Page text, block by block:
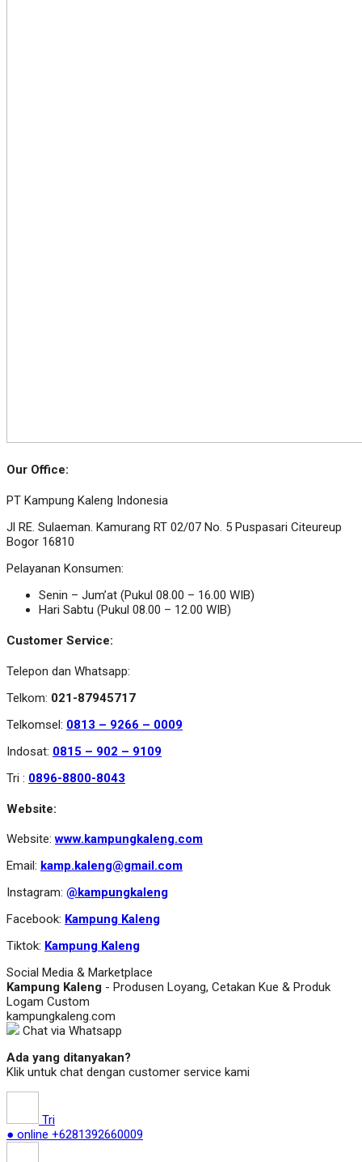
Our Office:
PT Kampung Kaleng Indonesia
Jl RE. Sulaeman. Kamurang RT 02/07 No. 5 Puspasari Citeureup
Bogor 16810
Pelayanan Konsumen:
Senin – Jum’at (Pukul 08.00 – 16.00 WIB)
Hari Sabtu (Pukul 08.00 – 12.00 WIB)
Customer Service:
Telepon dan Whatsapp:
Telkom: 021-87945717
Telkomsel: 0813 – 9266 – 0009
Indosat: 0815 – 902 – 9109
Tri : 0896-8800-8043
Website:
Website:www.kampungkaleng.com
Email: kamp.kaleng@gmail.com
Instagram: @kampungkaleng
Facebook: Kampung Kaleng
Tiktok: Kampung Kaleng
Social Media & Marketplace
Kampung Kaleng - Produsen Loyang, Cetakan Kue & Produk
Logam Custom
kampungkaleng.com
Chat via Whatsapp
Ada yang ditanyakan?
Klik untuk chat dengan customer service kami
Tri
● online +6281392660009